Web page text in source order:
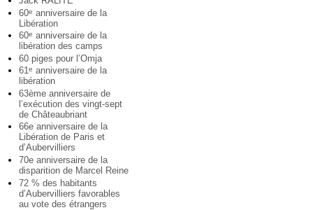
60e anniversaire de la
Libération
60e anniversaire de la
libération des camps
60 piges pour l’Omja
61e anniversaire de la
libération
63ème anniversaire de
l’exécution des vingt-sept
de Châteaubriant
66e anniversaire de la
Libération de Paris et
d’Aubervilliers
70e anniversaire de la
disparition de Marcel Reine
72 % des habitants
d’Aubervilliers favorables
au vote des étrangers